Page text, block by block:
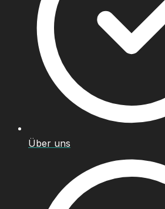
Über uns